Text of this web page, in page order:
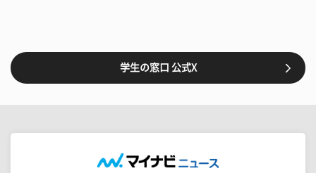
学生の窓口 公式X